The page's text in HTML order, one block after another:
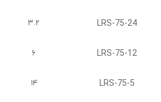
LRS-75-24 ۳.۲
LRS-75-12 ۶
LRS-75-5 ۱۴